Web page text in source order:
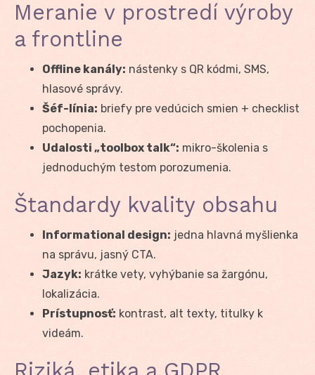
Meranie v prostredí výroby
a frontline
Offline kanály: nástenky s QR kódmi, SMS,
hlasové správy.
Šéf-línia: briefy pre vedúcich smien + checklist
pochopenia.
Udalosti „toolbox talk“: mikro-školenia s
jednoduchým testom porozumenia.
Štandardy kvality obsahu
Informational design: jedna hlavná myšlienka
na správu, jasný CTA.
Jazyk: krátke vety, vyhýbanie sa žargónu,
lokalizácia.
Prístupnosť: kontrast, alt texty, titulky k
videám.